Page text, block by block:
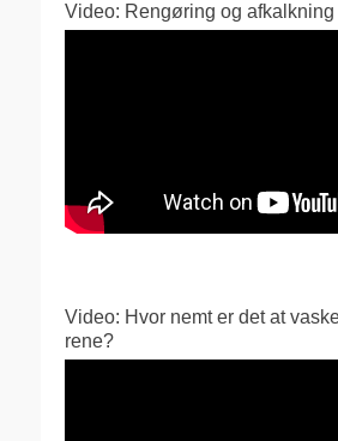
Video: Rengøring og afkalkning
Video: Hvor nemt er det at
rene?